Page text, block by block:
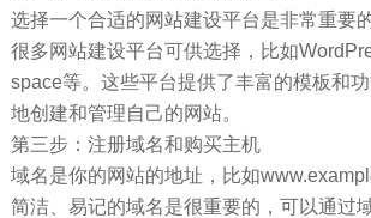
选择一个合适的网站建设平台是非常重要
很多网站建设平台可供选择，比如
space等。这些平台提供了丰富的模板和
地创建和管理自己的网站。
第三步：注册域名和购买主机
域名是你的网站的地址，比如
简洁、易记的域名是很重要的，可以通过